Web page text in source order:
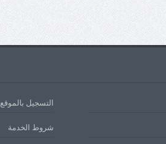
التسجيل بالموقع
شروط الخدمة